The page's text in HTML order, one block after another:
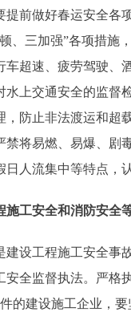
做好春运安全各项
、三加强”各项措施
车超速、疲劳驾驶
水上交通安全的监督
，防止非法渡运和超
禁将易燃、易爆、剧
日人流集中等特点，
施工安全和消防安全
工程施工安全事故
全监督执法。严格
的建设施工企业，